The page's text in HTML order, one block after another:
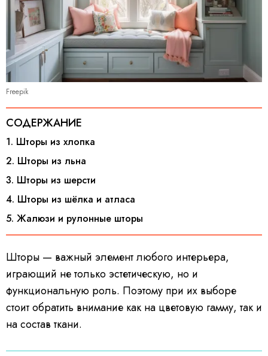
Freepik
СОДЕРЖАНИЕ
1. Шторы из хлопка
2. Шторы из льна
3. Шторы из шерсти
4. Шторы из шёлка и атласа
5. Жалюзи и рулонные шторы
Шторы — важный элемент любого интерьера,
играющий не только эстетическую, но и
функциональную роль. Поэтому при их выборе
стоит обратить внимание как на цветовую гамму, так и
на состав ткани.